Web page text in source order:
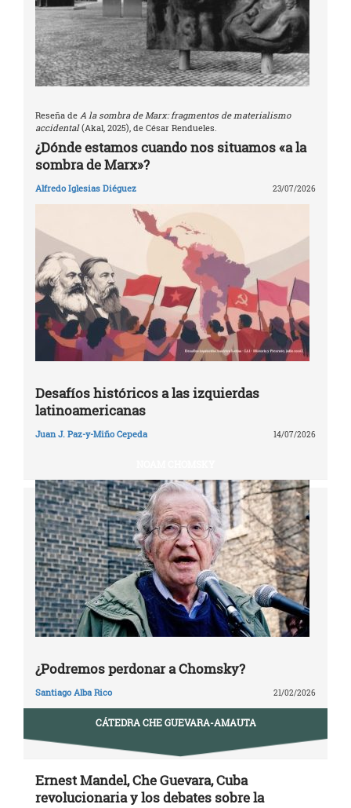
Reseña de A la sombra de Marx: fragmentos de materialismo
accidental(Akal, 2025), de César Rendueles.
¿Dónde estamos cuando nos situamos «a la
sombra de Marx»?
Alfredo Iglesias Diéguez 23/07/2026
Desafíos históricos a las izquierdas
latinoamericanas
Juan J. Paz-y-Miño Cepeda 14/07/2026
¿Podremos perdonar a Chomsky?
Santiago Alba Rico 21/02/2026
CÁTEDRA CHE GUEVARA-AMAUTA
Ernest Mandel, Che Guevara, Cuba
revolucionaria y los debates sobre la